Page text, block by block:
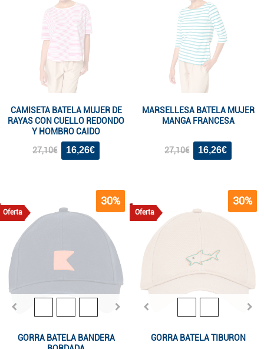
CAMISETA BATELA MUJER DE
RAYAS CON CUELLO REDONDO
Y HOMBRO CAIDO
27,10€ 16,26€
MARSELLESA BATELA MUJER
MANGA FRANCESA
27,10€ 16,26€
Oferta
30%
GORRA BATELA BANDERA
Oferta
30%
GORRA BATELA TIBURON